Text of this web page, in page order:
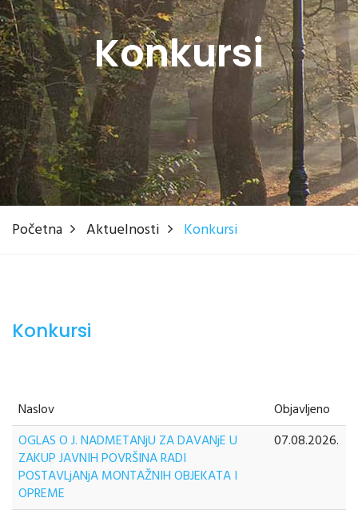
Konkursi
Početna Aktuelnosti Konkursi
Konkursi
Naslov
Objavljeno
OGLAS O J. NADMETANjU ZA DAVANjE U
ZAKUP JAVNIH POVRŠINA RADI
POSTAVLjANjA MONTAŽNIH OBJEKATA I
OPREME
07.08.2026.